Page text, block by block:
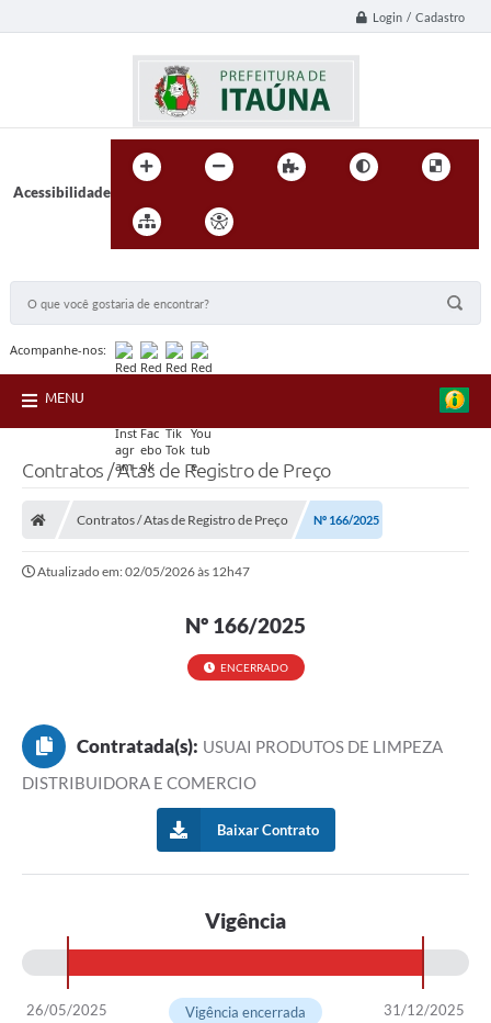
Login / Cadastro
Acessibilidade
Acompanhe-nos:
MENU
Contratos / Atas de Registro de Preço
Contratos / Atas de Registro de Preço Nº 166/2025
Atualizado em: 02/05/2026 às 12h47
Nº 166/2025
ENCERRADO
Contratada(s): USUAI PRODUTOS DE LIMPEZA
DISTRIBUIDORA E COMERCIO
Baixar Contrato
Vigência
26/05/2025 31/12/2025
Vigência encerrada